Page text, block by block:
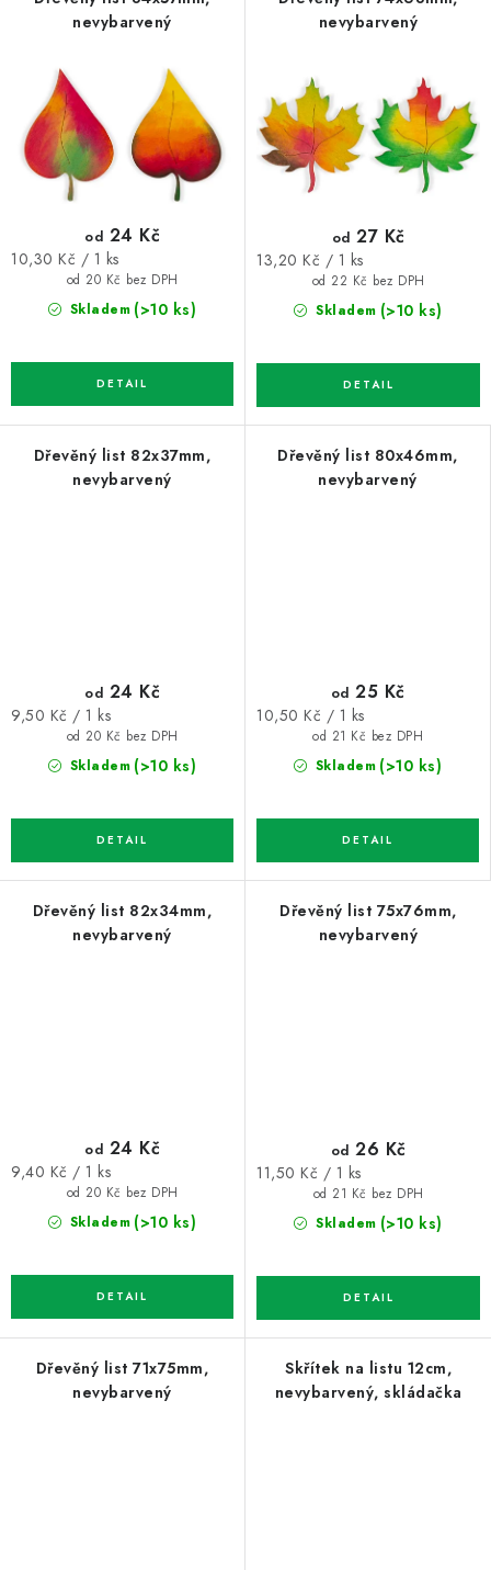
nevybarvený
Skladem (>10 ks)
od 20 Kč bez DPH
od 24 Kč
Měrná
10,30 Kč / 1 ks
nevybarvený
Skladem (>10 ks)
od 22 Kč bez DPH
od 27 Kč
Měrná
13,20 Kč / 1 ks
Dřevěný list 82x37mm,
nevybarvený
Skladem (>10 ks)
od 20 Kč bez DPH
od 24 Kč
Měrná
9,50 Kč / 1 ks
Dřevěný list 80x46mm,
nevybarvený
Skladem (>10 ks)
od 21 Kč bez DPH
od 25 Kč
Měrná
10,50 Kč / 1 ks
Dřevěný list 82x34mm,
nevybarvený
Skladem (>10 ks)
od 20 Kč bez DPH
od 24 Kč
Měrná
9,40 Kč / 1 ks
Dřevěný list 75x76mm,
nevybarvený
Skladem (>10 ks)
od 21 Kč bez DPH
od 26 Kč
Měrná
11,50 Kč / 1 ks
Dřevěný list 71x75mm,
nevybarvený
Skřítek na listu 12cm,
nevybarvený, skládačka